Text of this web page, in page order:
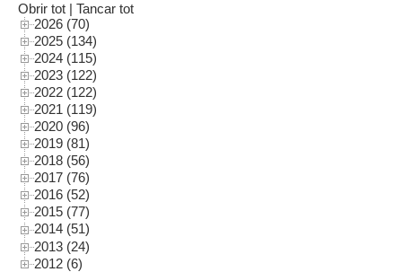
Obrir tot | Tancar tot
2026 (70)
2025 (134)
2024 (115)
2023 (122)
2022 (122)
2021 (119)
2020 (96)
2019 (81)
2018 (56)
2017 (76)
2016 (52)
2015 (77)
2014 (51)
2013 (24)
2012 (6)